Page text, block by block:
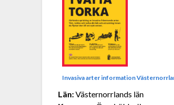
Invasiva arter information
Län:Västernorrlands län